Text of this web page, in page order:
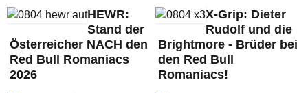
HEWR:
Stand der
Österreicher NACH den
Red Bull Romaniacs
2026
X-Grip: Dieter
Rudolf und die
Brightmore - Brüder bei
den Red Bull
Romaniacs!